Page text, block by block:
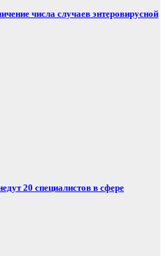
числа случаев энтеровирусной
20 специалистов в сфере